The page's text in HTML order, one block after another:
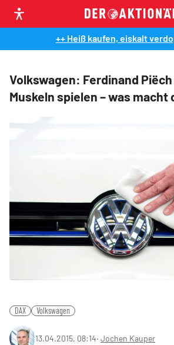
++ Heiß kaufen, eiskalt
Volkswagen: Ferdinand
Muskeln spielen – was macht
DAX Volkswagen
13.04.2015, 08:14‧ Jochen Kauper